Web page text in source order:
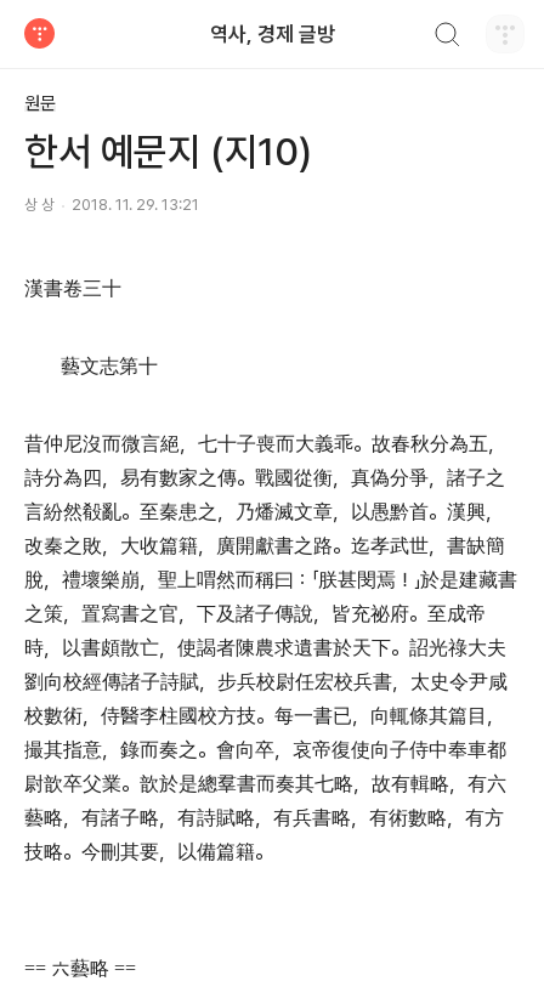
역사, 경제 글방
원문
한서 예문지 (지10)
상 상 2018. 11. 29. 13:21
漢書卷三十
藝文志第十
昔仲尼沒而微言絕， 七十子喪而大義乖。 故春秋分為五，
詩分為四， 易有數家之傳。 戰國從衡， 真偽分爭， 諸子之
言紛然殽亂。 至秦患之， 乃燔滅文章， 以愚黔首。 漢興，
改秦之敗， 大收篇籍， 廣開獻書之路。 迄孝武世， 書缺簡
脫， 禮壞樂崩， 聖上喟然而稱曰 ：「朕甚閔焉 ！」於是建藏書
之策， 置寫書之官， 下及諸子傳說， 皆充祕府。 至成帝
時， 以書頗散亡， 使謁者陳農求遺書於天下。 詔光祿大夫
劉向校經傳諸子詩賦， 步兵校尉任宏校兵書， 太史令尹咸
校數術， 侍醫李柱國校方技。 每一書已， 向輒條其篇目 ，
撮其指意， 錄而奏之。 會向卒， 哀帝復使向子侍中奉車都
尉歆卒父業。 歆於是總羣書而奏其七略， 故有輯略， 有六
藝略， 有諸子略， 有詩賦略， 有兵書略， 有術數略， 有方
技略。 今刪其要， 以備篇籍。
== 六藝略 ==